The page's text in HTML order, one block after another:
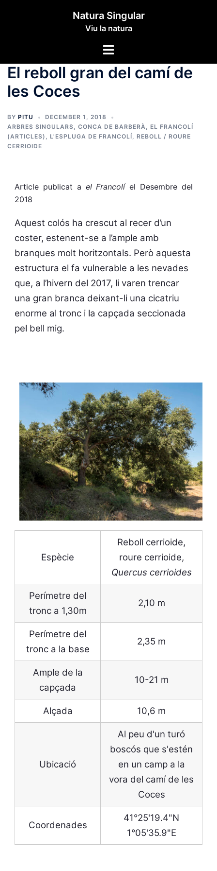
Natura Singular
Viu la natura
Toggle
El reboll gran del camí de
les Coces
BY PITU
DECEMBER 1, 2018
ARBRES SINGULARS, CONCA DE BARBERÀ, EL FRANCOLÍ
(ARTICLES) , L'ESPLUGA DE FRANCOLÍ, REBOLL / ROURE
CERRIOIDE
Article publicat a el Francolíel Desembre del
2018
Aquest colós ha crescut al recer d’un
coster, estenent-se a l’ample amb
branques molt horitzontals. Però aquesta
estructura el fa vulnerable a les nevades
que, a l’hivern del 2017, li varen trencar
una gran branca deixant-li una cicatriu
enorme al tronc i la capçada seccionada
pel bell mig.
Espècie
Reboll cerrioide,
roure cerrioide,
Quercus cerrioides
Perímetre del
tronc a 1,30m
2,10 m
Perímetre del
tronc a la base
2,35 m
Ample de la
capçada
10-21 m
Alçada 10,6 m
Ubicació
Al peu d'un turó
boscós que s'estén
en un camp a la
vora del camí de les
Coces
Coordenades
41°25'19.4"N
1°05'35.9"E